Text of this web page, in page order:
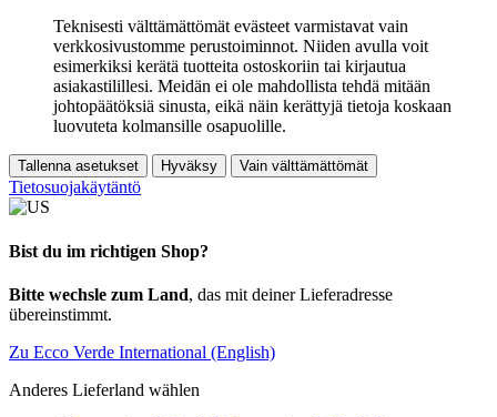
Teknisesti välttämättömät evästeet varmistavat vain
verkkosivustomme perustoiminnot. Niiden avulla voit
esimerkiksi kerätä tuotteita ostoskoriin tai kirjautua
asiakastilillesi. Meidän ei ole mahdollista tehdä mitään
johtopäätöksiä sinusta, eikä näin kerättyjä tietoja koskaan
luovuteta kolmansille osapuolille.
Tallenna asetukset Hyväksy Vain välttämättömät
Tietosuojakäytäntö
Bist du im richtigen Shop?
Bitte wechsle zum Land, das mit deiner Lieferadresse
übereinstimmt.
Zu Ecco Verde International (English)
Anderes Lieferland wählen